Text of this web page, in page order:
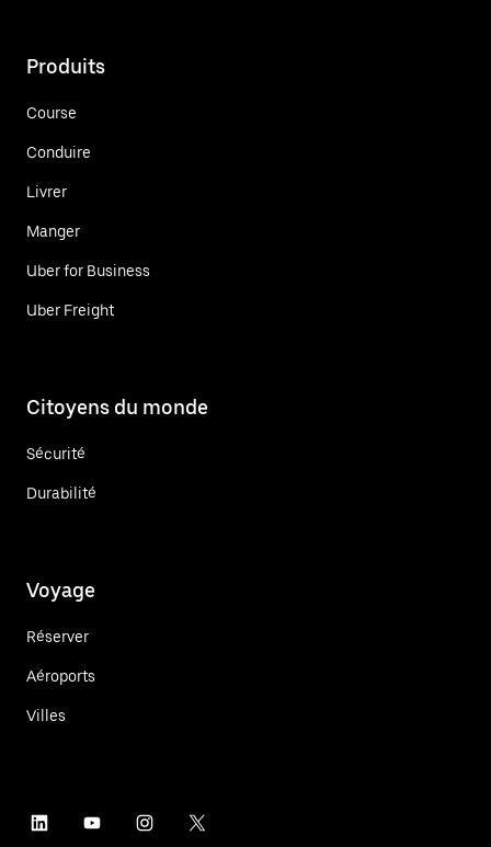
Produits
Course
Conduire
Livrer
Manger
Uber for Business
Uber Freight
Citoyens du monde
Sécurité
Durabilité
Voyage
Réserver
Aéroports
Villes